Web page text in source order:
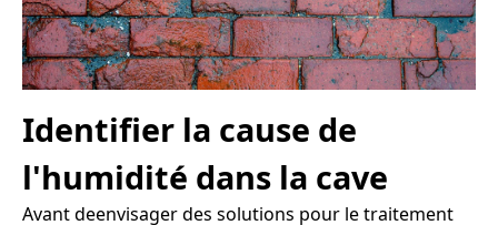
Identifier la cause de
l'humidité dans la cave
Avant deenvisager des solutions pour le traitement